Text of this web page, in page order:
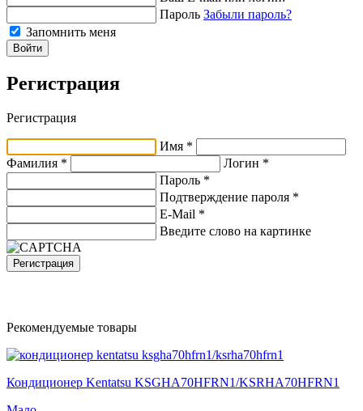
Пароль Забыли пароль?
Запомнить меня
Войти
Регистрация
Регистрация
Имя *
Фамилия *
Логин *
Пароль *
Подтверждение пароля *
E-Mail *
Введите слово на картинке
Регистрация
Рекомендуемые товары
Кондиционер Kentatsu KSGHA70HFRN1/KSRHA70HFRN1